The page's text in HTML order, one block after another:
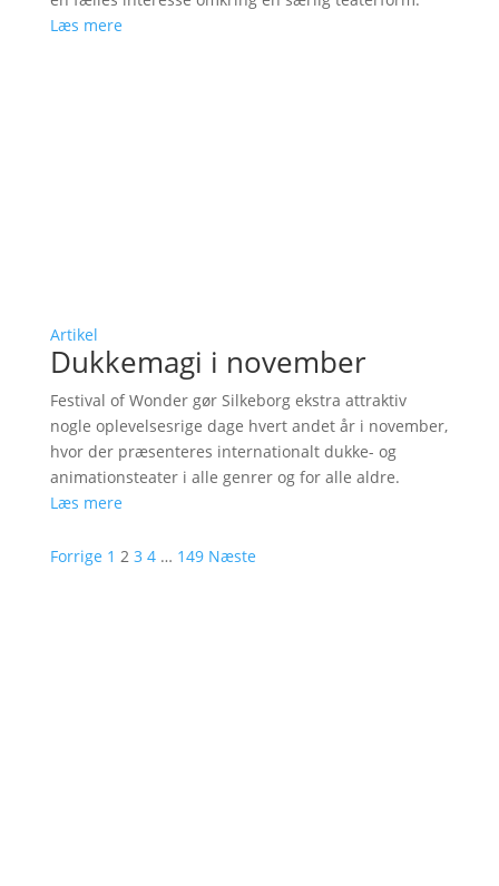
Læs mere
Artikel
Dukkemagi i november
Festival of Wonder gør Silkeborg ekstra attraktiv
nogle oplevelsesrige dage hvert andet år i november,
hvor der præsenteres internationalt dukke- og
animationsteater i alle genrer og for alle aldre.
Læs mere
Forrige 1 2 3 4 … 149 Næste